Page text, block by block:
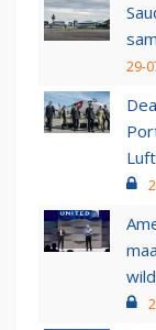
29-